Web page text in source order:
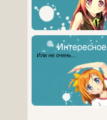
Или не очень...